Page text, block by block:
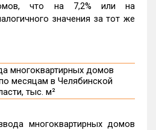
что на 7,2% или на
значения за тот же
многоквартирных домов